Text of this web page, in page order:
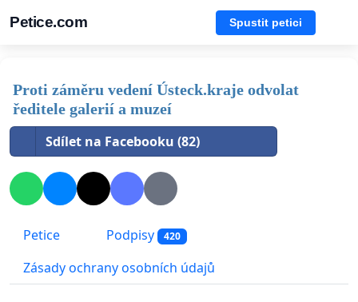
Petice.com Spustit petici
Proti záměru vedení Ústeck.kraje odvolat
ředitele galerií a muzeí
Sdílet na Facebooku (82)
Petice Podpisy 420
Zásady ochrany osobních údajů